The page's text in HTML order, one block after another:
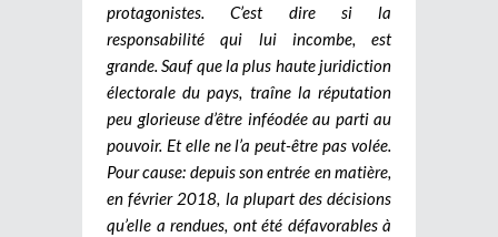
protagonistes. C’est dire si la
responsabilité qui lui incombe, est
grande. Sauf que la plus haute juridiction
électorale du pays, traîne la réputation
peu glorieuse d’être inféodée au parti au
pouvoir. Et elle ne l’a peut-être pas volée.
Pour cause: depuis son entrée en matière,
en février 2018, la plupart des décisions
qu’elle a rendues, ont été défavorables à